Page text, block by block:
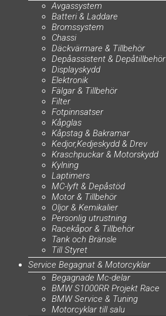
Avgassystem
Batteri & Laddare
Bromssystem
Chassi
Däckvärmare & Tillbehör
Depåassistent & Depåtillbehör
Displayskydd
Elektronik
Fälgar & Tillbehör
Filter
Fotpinnsatser
Kåpglas
Kåpstag & Bakramar
Kedjor,Kedjeskydd & Drev
Kraschpuckar & Motorskydd
Kylning
Laptimers
MC-lyft & Depåstöd
Motor & Tillbehör
Oljor & Kemikalier
Personlig utrustning
Racekåpor & Tillbehör
Tank och Bränsle
Till Styret
Service Begagnat & Motorcyklar
Begagnade Mc-delar
BMW S1000RR Projekt Race
BMW Service & Tuning
Motorcyklar till salu